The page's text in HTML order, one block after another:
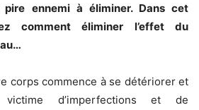
ennemi à éliminer. Dans cet
comment éliminer l’effet du
corps commence à se détériorer et
d’imperfections et de